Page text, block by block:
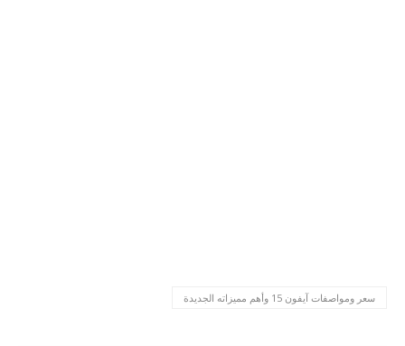
سعر ومواصفات آيفون 15 وأهم مميزاته الجديدة